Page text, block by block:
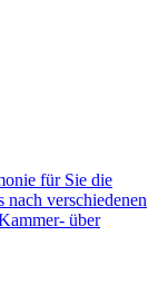
für Sie die
nach verschiedenen
über